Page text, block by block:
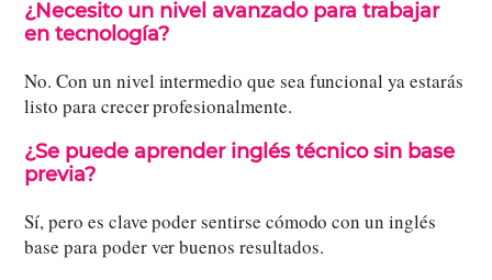
¿Necesito un nivel avanzado para trabajar
en tecnología?
No. Con un nivel intermedio que sea funcional ya estarás
listo para crecer profesionalmente.
¿Se puede aprender inglés técnico sin base
previa?
Sí, pero es clave poder sentirse cómodo con un inglés
base para poder ver buenos resultados.